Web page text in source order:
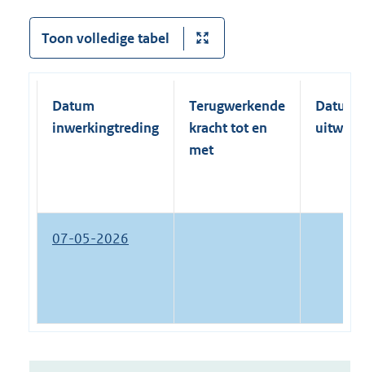
Toon volledige tabel
Datum
inwerkingtreding
Terugwerkende
kracht tot en
met
Datum
07-05-2026